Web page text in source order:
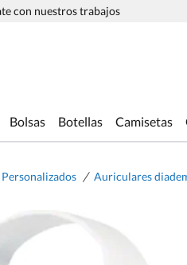
con nuestros trabajos
Bolsas Botellas Camisetas
/ Auriculares